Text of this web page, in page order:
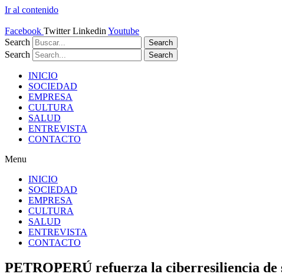
Ir al contenido
Facebook Twitter Linkedin Youtube
Search
Search
Search Search
INICIO
SOCIEDAD
EMPRESA
CULTURA
SALUD
ENTREVISTA
CONTACTO
Menu
INICIO
SOCIEDAD
EMPRESA
CULTURA
SALUD
ENTREVISTA
CONTACTO
PETROPERÚ refuerza la ciberresiliencia de